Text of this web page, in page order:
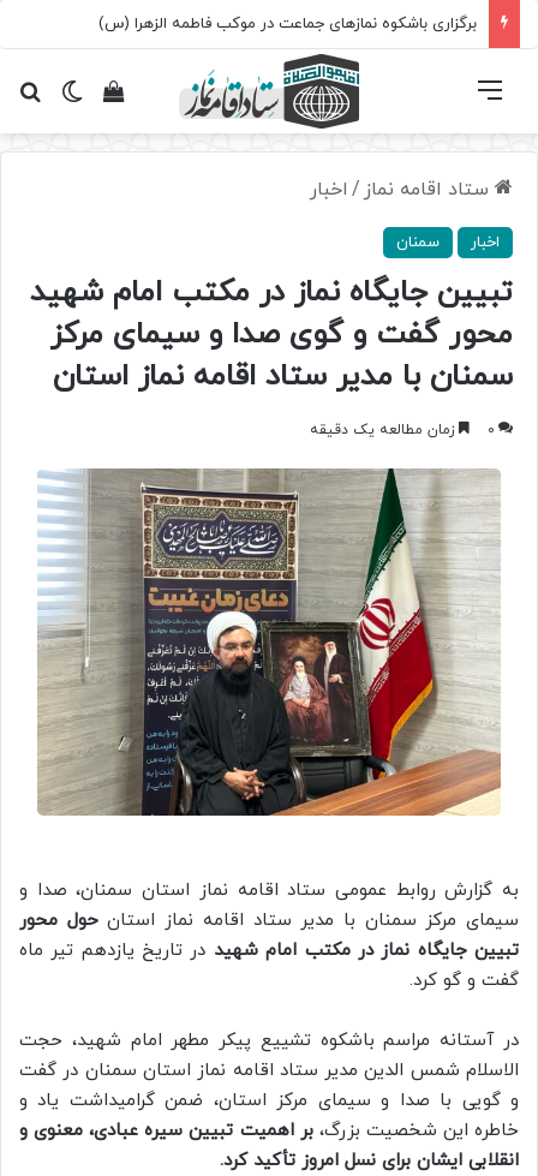
برگزاری باشکوه نمازهای جماعت در موکب فاطمه الزهرا (س)
تغییرمشاهده فهرست
ستاد اقامه نماز / اخبار
اخبار سمنان
تبیین جایگاه نماز در مکتب امام شهید
محور گفت‌ و گوی صدا و سیمای مرکز
سمنان با مدیر ستاد اقامه نماز استان
0 زمان مطالعه یک دقیقه
به گزارش روابط عمومی ستاد اقامه نماز استان سمنان، صدا و
سیمای مرکز سمنان با مدیر ستاد اقامه نماز استانحول محور
تبیین جایگاه نماز در مکتب امام شهید در تاریخ یازدهم تیر ماه
گفت و گو کرد.
در آستانه مراسم باشکوه تشییع پیکر مطهر امام شهید، حجت
الاسلام شمس الدین مدیر ستاد اقامه نماز استان سمنان در گفت‌
و گویی با صدا و سیمای مرکز استان، ضمن گرامیداشت یاد و
خاطره این شخصیت بزرگ، بر اهمیت تبیین سیره عبادی، معنوی و
انقلابی ایشان برای نسل امروز تأکید کرد.